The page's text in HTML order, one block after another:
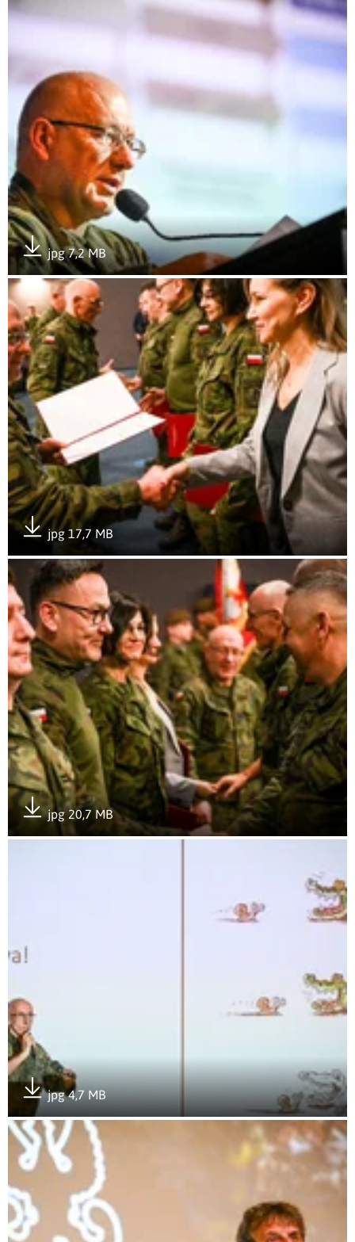
Otwórz załącznik Nowy rok szkoleniowy w WOT
jpg 7,2 MB
Pobierz załącznik
Otwórz załącznik Nowy rok szkoleniowy w WOT
jpg 17,7 MB
Otwórz załącznik Nowy rok szkoleniowy w WOT
jpg 20,7 MB
Pobierz załącznik
jpg 4,7 MB
Pobierz załącznik
Otwórz załącznik Nowy rok szkoleniowy w WOT